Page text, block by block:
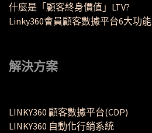
什麼是「顧客終身價值」LTV?
Linky360會員顧客數據平台6大功能
解決方案
LINKY360 顧客數據平台(CDP)
LINKY360 自動化行銷系統